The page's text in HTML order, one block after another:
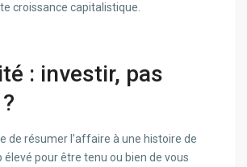
croissance capitalistique.
: investir, pas
de résumer l’affaire à une histoire de
pour être tenu ou bien de vous